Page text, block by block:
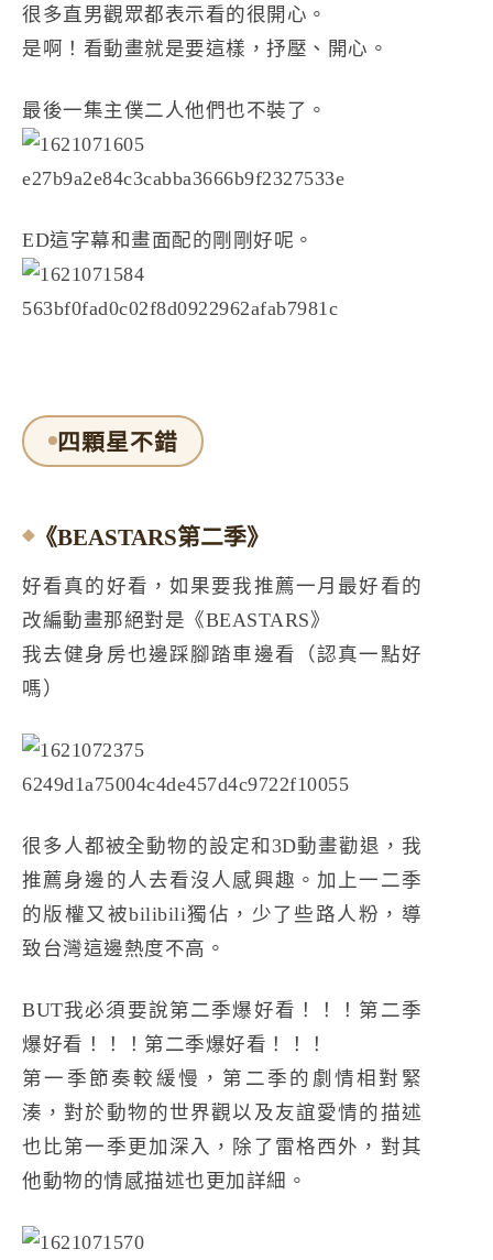
很多直男觀眾都表示看的很開心。
是啊！看動畫就是要這樣，抒壓、開心。
最後一集主僕二人他們也不裝了。
ED這字幕和畫面配的剛剛好呢。
四顆星不錯
《BEASTARS第二季》
好看真的好看，如果要我推薦一月最好看的
改編動畫那絕對是《BEASTARS》
我去健身房也邊踩腳踏車邊看（認真一點好
嗎）
很多人都被全動物的設定和3D動畫勸退，我
推薦身邊的人去看沒人感興趣。加上一二季
的版權又被bilibili獨佔，少了些路人粉，導
致台灣這邊熱度不高。
BUT我必須要說第二季爆好看！！！第二季
爆好看！！！第二季爆好看！！！
第一季節奏較緩慢，第二季的劇情相對緊
湊，對於動物的世界觀以及友誼愛情的描述
也比第一季更加深入，除了雷格西外，對其
他動物的情感描述也更加詳細。